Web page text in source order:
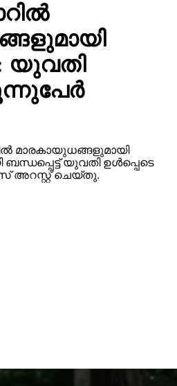
യുവതി
മാരകായുധങ്ങളുമായി
യുവതി ഉള്‍പ്പെടെ
അറസ്റ്റ് ചെയ്തു.